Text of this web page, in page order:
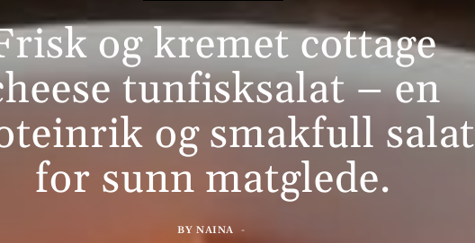
og kremet cottage
tunfisksalat – en
og smakfull salat
for sunn matglede.
BY NAINA